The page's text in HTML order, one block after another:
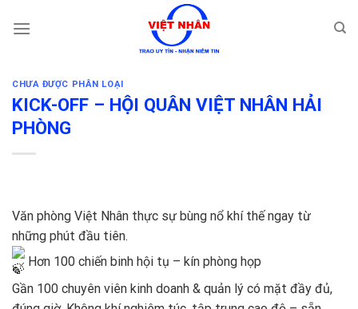
CHƯA ĐƯỢC PHÂN LOẠI
KICK-OFF – HỘI QUÂN VIỆT NHÂN HẢI
PHÒNG
Văn phòng Việt Nhân thực sự bùng nổ khí thế ngay từ
những phút đầu tiên.
Hơn 100 chiến binh hội tụ – kín phòng họp
Gần 100 chuyên viên kinh doanh & quản lý có mặt đầy đủ,